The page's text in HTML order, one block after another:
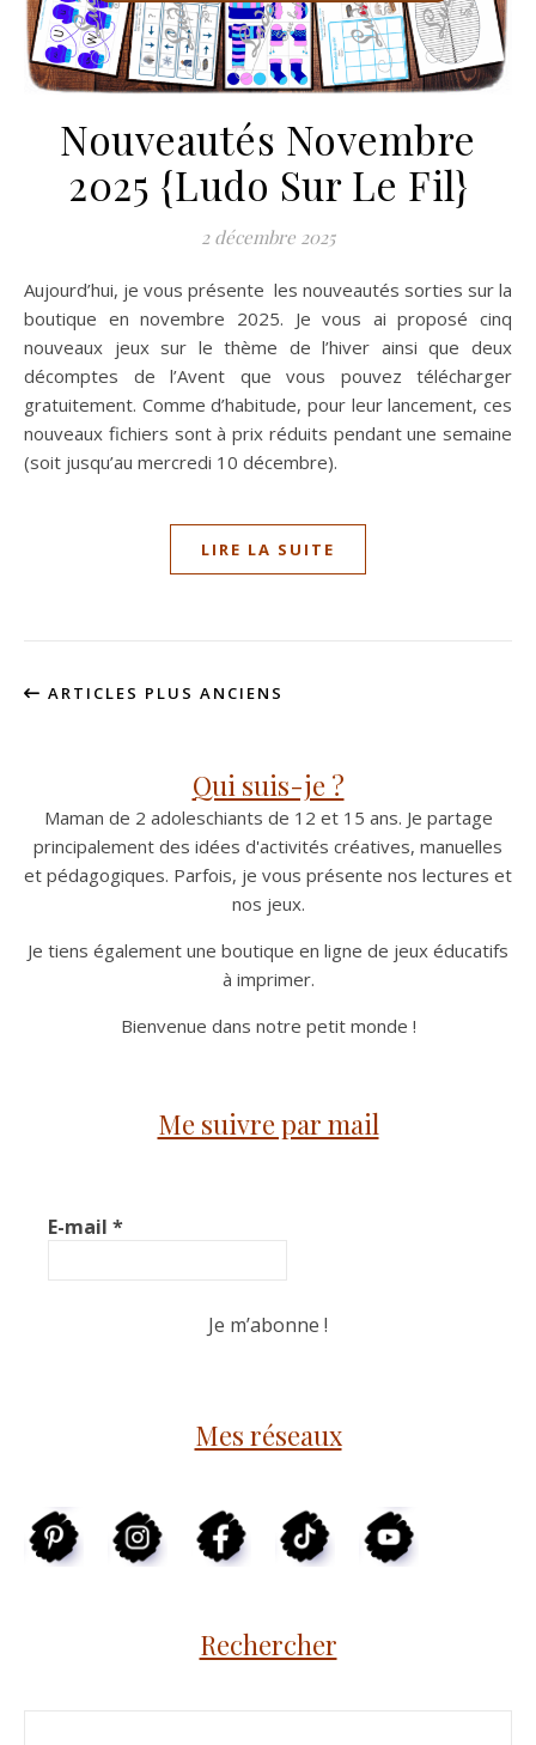
Nouveautés Novembre
2025 {Ludo Sur Le Fil}
2 décembre 2025
Aujourd’hui, je vous présente les nouveautés sorties sur la
boutique en novembre 2025. Je vous ai proposé cinq
nouveaux jeux sur le thème de l’hiver ainsi que deux
décomptes de l’Avent que vous pouvez télécharger
gratuitement. Comme d’habitude, pour leur lancement, ces
nouveaux fichiers sont à prix réduits pendant une semaine
(soit jusqu’au mercredi 10 décembre).
LIRE LA SUITE
ARTICLES PLUS ANCIENS
Qui suis-je ?
Maman de 2 adoleschiants de 12 et 15 ans. Je partage
principalement des idées d'activités créatives, manuelles
et pédagogiques. Parfois, je vous présente nos lectures et
nos jeux.
Je tiens également une boutique en ligne de jeux éducatifs
à imprimer.
Bienvenue dans notre petit monde !
Me suivre par mail
E-mail *
Mes réseaux
Rechercher